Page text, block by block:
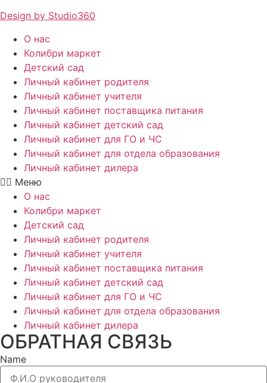
Design by Studio360
О нас
Колибри маркет
Детский сад
Личный кабинет родителя
Личный кабинет учителя
Личный кабинет поставщика питания
Личный кабинет детский сад
Личный кабинет для ГО и ЧС
Личный кабинет для отдела образования
Личный кабинет дилера
Меню
О нас
Колибри маркет
Детский сад
Личный кабинет родителя
Личный кабинет учителя
Личный кабинет поставщика питания
Личный кабинет детский сад
Личный кабинет для ГО и ЧС
Личный кабинет для отдела образования
Личный кабинет дилера
ОБРАТНАЯ СВЯЗЬ
Name